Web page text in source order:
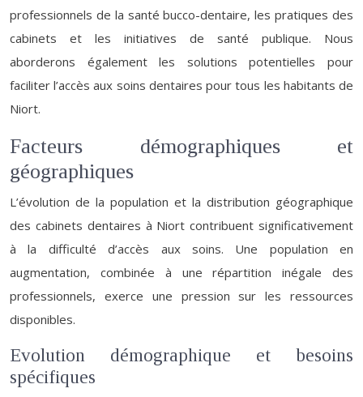
professionnels de la santé bucco-dentaire, les pratiques des
cabinets et les initiatives de santé publique. Nous
aborderons également les solutions potentielles pour
faciliter l’accès aux soins dentaires pour tous les habitants de
Niort.
Facteurs démographiques et
géographiques
L’évolution de la population et la distribution géographique
des cabinets dentaires à Niort contribuent significativement
à la difficulté d’accès aux soins. Une population en
augmentation, combinée à une répartition inégale des
professionnels, exerce une pression sur les ressources
disponibles.
Evolution démographique et besoins
spécifiques